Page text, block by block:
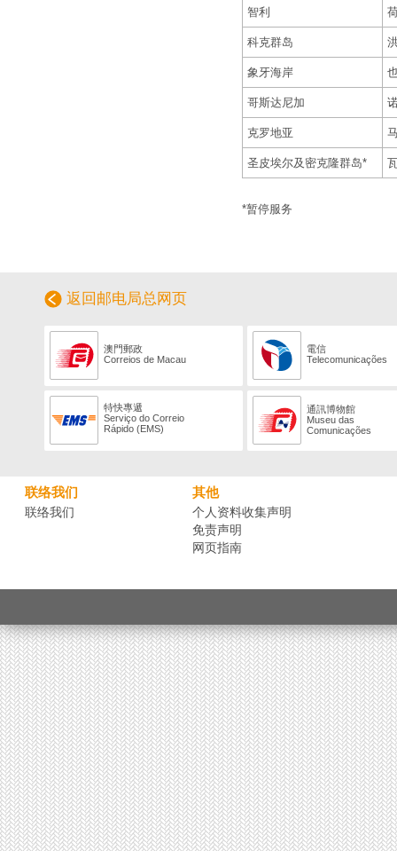
智利
科克群岛
象牙海岸
哥斯达尼加
克罗地亚
圣皮埃尔及密克隆群岛*
*暂停服务
返回邮电局总网页
澳門郵政
Correios de Macau
電信
Telecomunicações
特快專遞
Serviço do Correio
Rápido (EMS)
通訊博物館
Museu das
Comunicações
联络我们
联络我们
其他
个人资料收集声明
免责声明
网页指南